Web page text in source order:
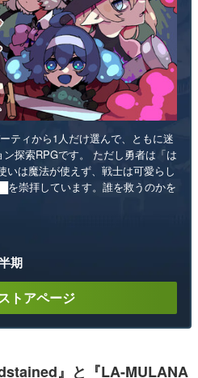
ティから1人だけ選んで、ともに迷
探索RPGです。 ただし勇者は「は
いは魔法が使えず、戦士は可愛らし
を崇拝しています。誰を救うのかを
期
トアページ
』と『LA-MULANA